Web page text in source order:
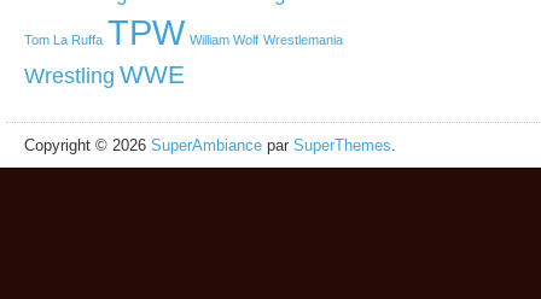
Tom La Ruffa TPW William Wolf Wrestlemania
Wrestling WWE
Copyright © 2026 SuperAmbiance par SuperThemes.